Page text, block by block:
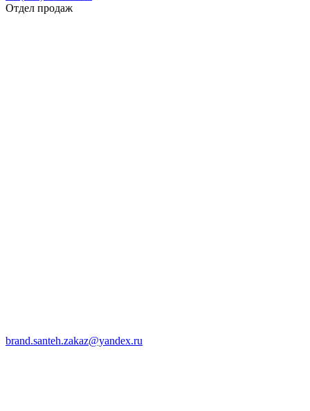
Отдел продаж
brand.santeh.zakaz@yandex.ru